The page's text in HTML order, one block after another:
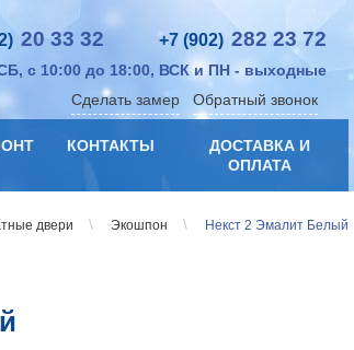
20 33 32 +7 (902) 282 23 72
с 10:00 до 18:00, ВСК и ПН - выходные
Сделать замер
Обратный звонок
КОНТАКТЫ
ДОСТАВКА И
ОПЛАТА
двери \ Экошпон \ Некст 2 Эмалит Белый